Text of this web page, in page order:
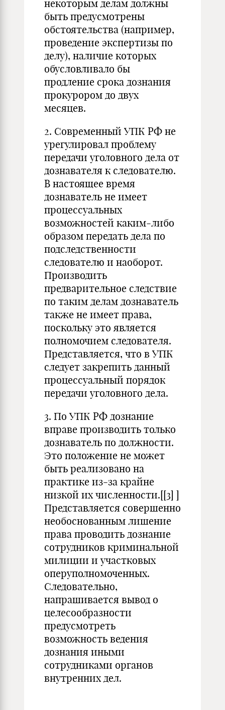
некоторым делам должны
быть предусмотрены
обстоятельства (например,
проведение экспертизы по
делу), наличие которых
обусловливало бы
продление срока дознания
прокурором до двух
месяцев.
2. Современный УПК РФ не
урегулировал проблему
передачи уголовного дела от
дознавателя к следователю.
В настоящее время
дознаватель не имеет
процессуальных
возможностей каким-либо
образом передать дела по
подследственности
следователю и наоборот.
Производить
предварительное следствие
по таким делам дознаватель
также не имеет права,
поскольку это является
полномочием следователя.
Представляется, что в УПК
следует закрепить данный
процессуальный порядок
передачи уголовного дела.
3. По УПК РФ дознание
вправе производить только
дознаватель по должности.
Это положение не может
быть реализовано на
практике из-за крайне
низкой их численности.[[3] ]
Представляется совершенно
необоснованным лишение
права проводить дознание
сотрудников криминальной
милиции и участковых
оперуполномоченных.
Следовательно,
напрашивается вывод о
целесообразности
предусмотреть
возможность ведения
дознания иными
сотрудниками органов
внутренних дел.